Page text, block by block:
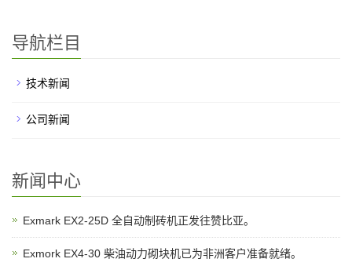
导航栏目
技术新闻
公司新闻
新闻中心
Exmark EX2-25D 全自动制砖机正发往赞比亚。
Exmork EX4-30 柴油动力砌块机已为非洲客户准备就绪。